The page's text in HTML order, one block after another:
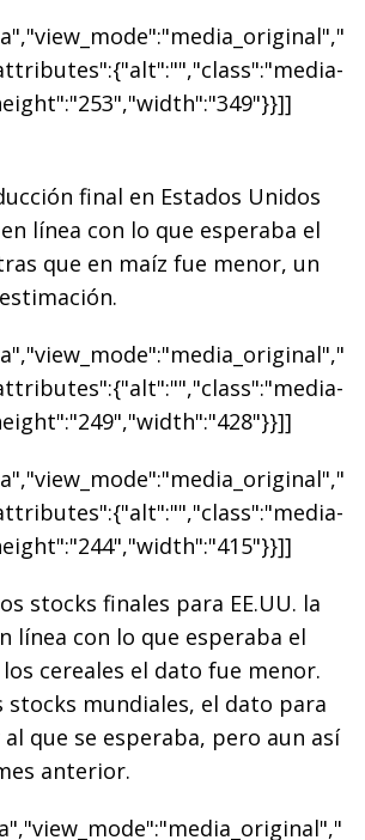
final en Estados Unidos
línea con lo que esperaba el
que en maíz fue menor, un
stocks finales para EE.UU. la
línea con lo que esperaba el
cereales el dato fue menor.
stocks mundiales, el dato para
que se esperaba, pero aun así
anterior.